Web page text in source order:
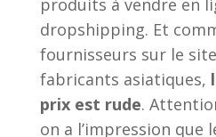
produits à vendre en
dropshipping. Et
fournisseurs sur le
fabricants asiatiques,
prix est rude.
on a l’impression que